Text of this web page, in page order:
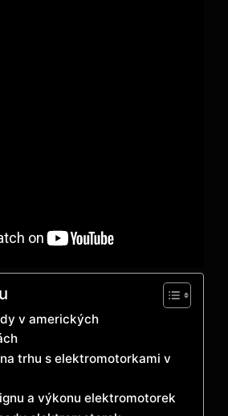
v amerických
trhu s elektromotorkami v
a výkonu elektromotorek